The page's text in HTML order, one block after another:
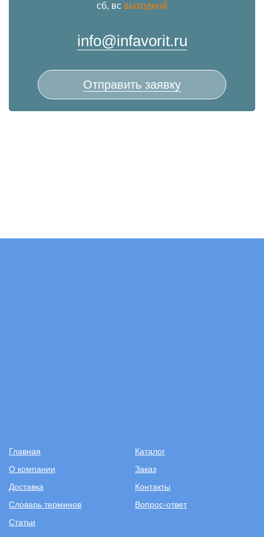
сб, вс выходной
info@infavorit.ru
Отправить заявку
Главная
Каталог
О компании
Заказ
Доставка
Контакты
Словарь терминов
Вопрос-ответ
Статьи